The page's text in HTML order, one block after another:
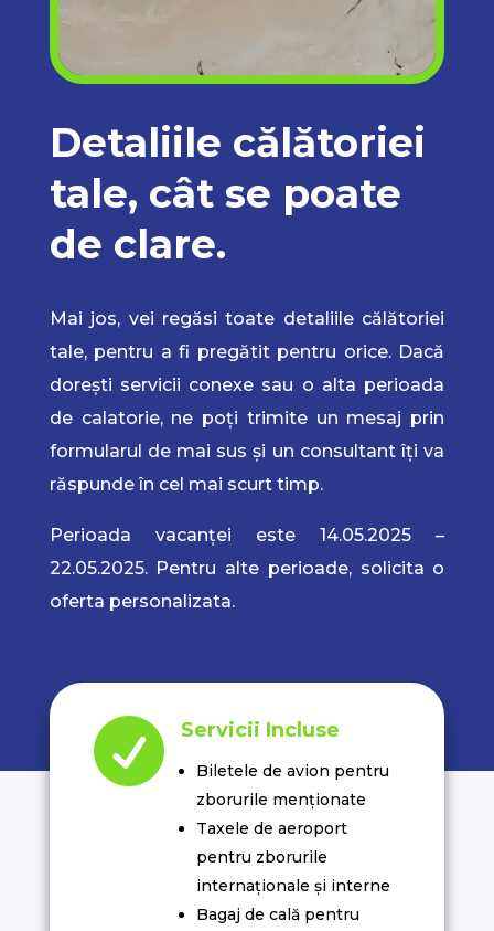
Detaliile călătoriei
tale, cât se poate
de clare.
Mai jos, vei regăsi toate detaliile călătoriei
tale, pentru a fi pregătit pentru orice. Dacă
dorești servicii conexe sau o alta perioada
de calatorie, ne poți trimite un mesaj prin
formularul de mai sus și un consultant îți va
răspunde în cel mai scurt timp.
Perioada vacanței este 14.05.2025 –
22.05.2025. Pentru alte perioade, solicita o
oferta personalizata.
 Servicii Incluse
Biletele de avion pentru
zborurile menționate
Taxele de aeroport
pentru zborurile
internaționale și interne
Bagaj de cală pentru